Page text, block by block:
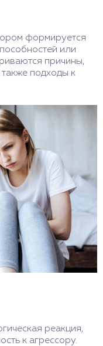
формируется
или
причины,
подходы к
реакция,
к агрессору.